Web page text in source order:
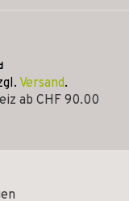
Versand.
ab CHF 90.00